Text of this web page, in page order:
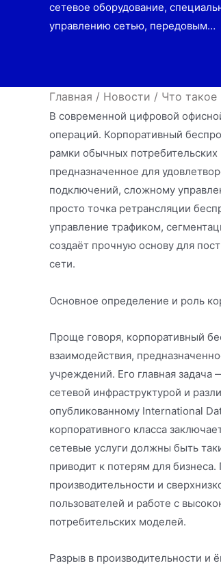
сетевое оборудование,
управлению сетью, передовым…
Главная / Новости / Что
В современной цифровой
операций. Корпоративный
рамки обычных
предназначенное для
подключений, сложному
просто точка ретрансляции
управление трафиком,
создаёт прочную основу для
сети.
Основное определение и роль
Проще говоря, корпоративный
взаимодействия,
учреждений. Его главная
сетевой инфраструктурой и
опубликованному International
корпоративного класса
сетевые услуги должны быть
приводит к потерям для
производительности и
пользователей и работе с
потребительских моделей.
Разрыв в производительности и